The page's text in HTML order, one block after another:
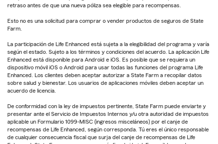
retraso antes de que una nueva póliza sea elegible para recompensas.
Esto no es una solicitud para comprar o vender productos de seguros de State
Farm.
La participación de Life Enhanced está sujeta a la elegibilidad del programa y varía
según el estado. Sujeto a los términos y condiciones del acuerdo. La aplicación Life
Enhanced está disponible para Android e iOS. Es posible que se requiera un
dispositivo móvil iOS o Android para usar todas las funciones del programa Life
Enhanced. Los clientes deben aceptar autorizar a State Farm a recopilar datos
sobre salud y bienestar. Los usuarios de aplicaciones móviles deben aceptar un
acuerdo de licencia.
De conformidad con la ley de impuestos pertinente, State Farm puede enviarte y
presentar ante el Servicio de Impuestos Internos y/u otra autoridad de impuestos
aplicable un Formulario 1099-MISC (ingresos misceláneos) por el canje de
recompensas de Life Enhanced, según corresponda. Tú eres el único responsable
de cualquier consecuencia fiscal que surja del canje de recompensas de Life